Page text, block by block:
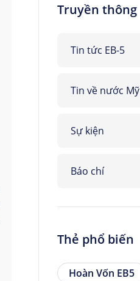
Truyền thông
Tin tức EB-5
Tin về nước Mỹ
Sự kiện
Báo chí
Thẻ phổ biến
Hoàn Vốn EB5